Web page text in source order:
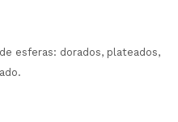
esferas: dorados, plateados,